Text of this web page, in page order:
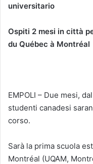
universitario
Ospiti 2 mesi in città
du Québec à Montréal
EMPOLI – Due mesi, d
studenti canadesi
corso.
Sarà la prima scuola
Montréal (UQAM,